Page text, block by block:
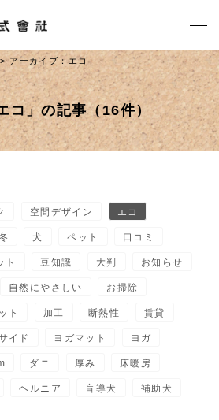
アーカイブ：エコ
コ」の記事（16件）
空間デザイン エコ
犬 ペット 口コミ
ト 豆知識 大判 お知らせ
自然にやさしい お掃除
ト 加工 断熱性 賃貸
イド ヨガマット ヨガ
ダニ 厚み 床暖房
ヘルニア 盲導犬 補助犬